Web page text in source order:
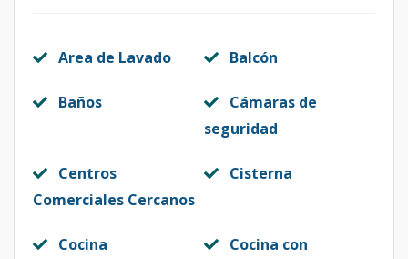
Area de Lavado Balcón
Baños
Cámaras de
seguridad
Centros
Comerciales Cercanos
Cisterna
Cocina
Cocina con